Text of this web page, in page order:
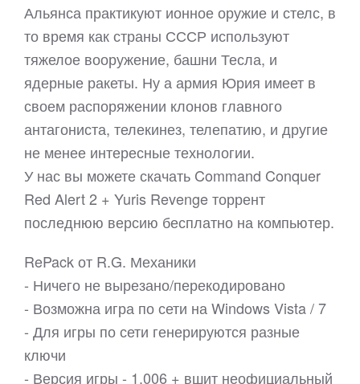
Альянса практикуют ионное оружие и стелс, в
то время как страны СССР используют
тяжелое вооружение, башни Тесла, и
ядерные ракеты. Ну а армия Юрия имеет в
своем распоряжении клонов главного
антагониста, телекинез, телепатию, и другие
не менее интересные технологии.
У нас вы можете скачать Command Conquer
Red Alert 2 + Yuris Revenge торрент
последнюю версию бесплатно на компьютер.
RePack от R.G. Механики
- Ничего не вырезано/перекодировано
- Возможна игра по сети на Windows Vista / 7
- Для игры по сети генерируются разные
ключи
- Версия игры - 1.006 + вшит неофициальный